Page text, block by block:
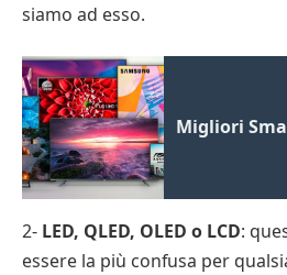
siamo ad esso.
Migliori
2- LED, QLED, OLED o LCD:
essere la più confusa per